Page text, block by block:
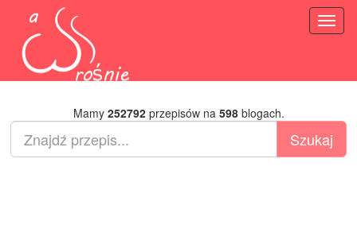
Mamy 252792przepisów na 598blogach.